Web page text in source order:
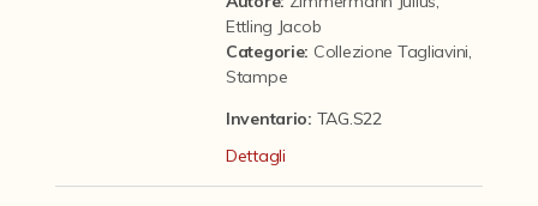
Ettling Jacob
Categorie: Collezione Tagliavini
Stampe
Inventario: TAG.S22
Dettagli